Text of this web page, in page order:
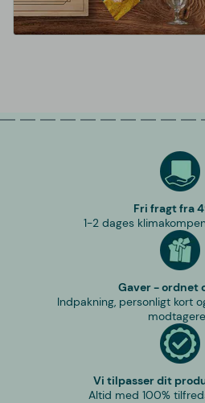
Fri fragt fra
1-2 dages
Gaver - ordnet
Indpakning, personligt kort
Vi tilpasser dit
Altid med 100%